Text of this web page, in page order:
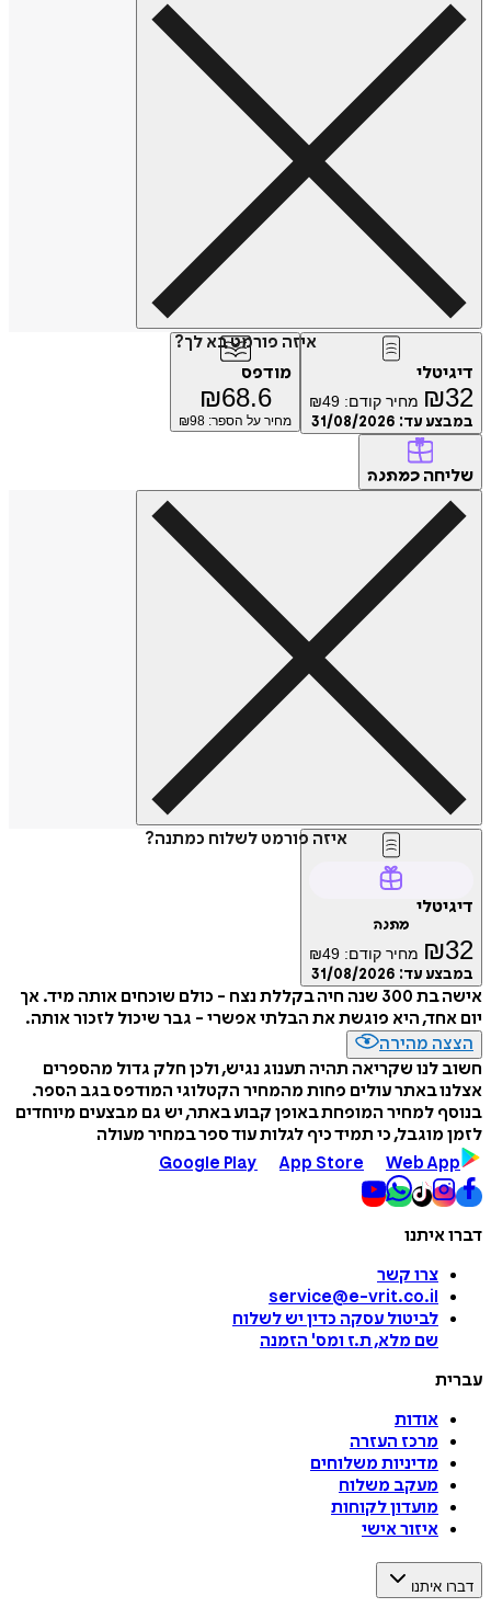
איזה פורמט בא לך?
דיגיטלי
₪32 מחיר קודם: ₪49
במבצע עד: 31/08/2026
מודפס
₪68.6
מחיר על הספר: ₪ 98
שליחה כמתנה
איזה פורמט לשלוח כמתנה?
דיגיטלי
מתנה
₪32 מחיר קודם: ₪49
במבצע עד: 31/08/2026
אישה בת 300 שנה חיה בקללת נצח - כולם שוכחים אותה מיד. אך
יום אחד, היא פוגשת את הבלתי אפשרי - גבר שיכול לזכור אותה.
הצצה מהירה
חשוב לנו שקריאה תהיה תענוג נגיש, ולכן חלק גדול מהספרים
אצלנו באתר עולים פחות מהמחיר הקטלוגי המודפס בגב הספר.
בנוסף למחיר המופחת באופן קבוע באתר, יש גם מבצעים מיוחדים
לזמן מוגבל, כי תמיד כיף לגלות עוד ספר במחיר מעולה
Google Play
App Store Web App
דברו איתנו
צרו קשר
service@e-vrit.co.il
לביטול עסקה כדין יש לשלוח
שם מלא, ת.ז ומס' הזמנה
עברית
אודות
מרכז העזרה
מדיניות משלוחים
מעקב משלוח
מועדון לקוחות
איזור אישי
דברו איתנו